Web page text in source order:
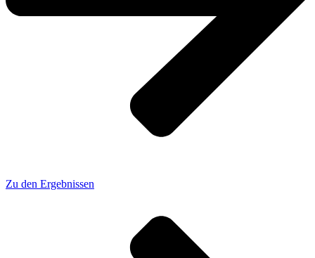
Zu den Ergebnissen